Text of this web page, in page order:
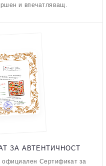
и впечатляващ.
ЗА АВТЕНТИЧНОСТ
официален Сертификат за